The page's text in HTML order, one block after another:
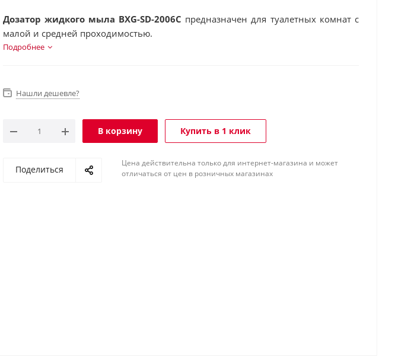
Дозатор жидкого мыла BXG-SD-2006C предназначен для туалетных комнат с
малой и средней проходимостью.
Подробнее
Нашли дешевле?
В корзину Купить в 1 клик
Поделиться
Цена действительна только для интернет-магазина и может
отличаться от цен в розничных магазинах